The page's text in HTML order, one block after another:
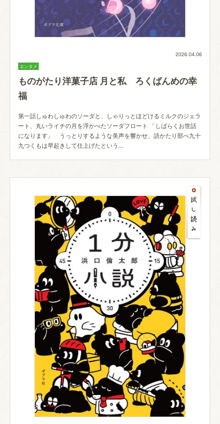
2026.04.06
エンタメ
ものがたり洋菓子店 月と私 ろくばんめの幸
福
第一話しゅわしゅわのソーダと、しゃりっとほどけるミルクのジェラ
ート、丸いライチの月を浮かべたソーダフロート 「しばらくお世話
になります」 うっとりするような美声を響かせ、語かたり部べ九十
九つくもは早起きして仕上げたという…